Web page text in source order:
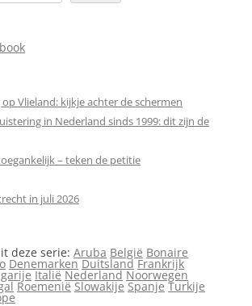
Vlieland: kijkje achter de schermen
in Nederland sinds 1999: dit zijn de
– teken de petitie
in juli 2026
deze serie: Aruba België Bonaire
Denemarken Duitsland Frankrijk
Italië Nederland Noorwegen
Roemenië Slowakije Spanje Turkije